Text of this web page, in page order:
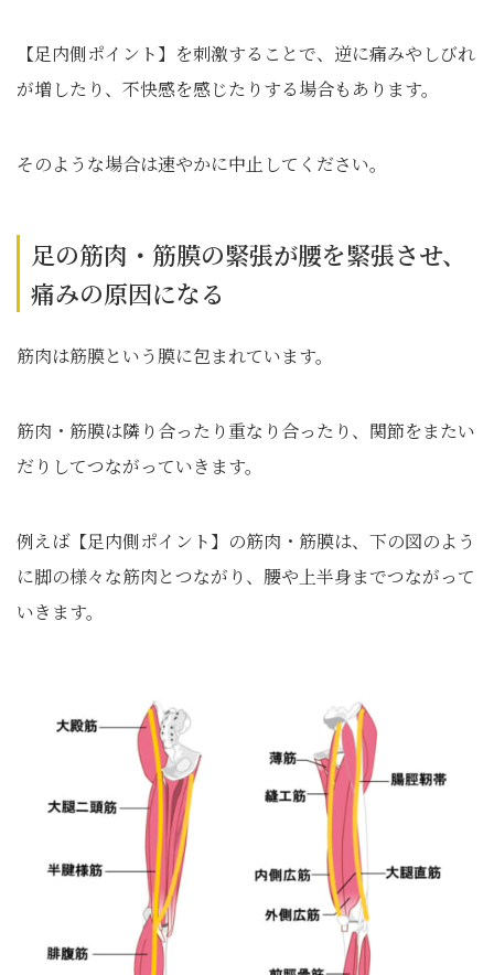
【足内側ポイント】を刺激することで、逆に痛みやしびれ
が増したり、不快感を感じたりする場合もあります。
そのような場合は速やかに中止してください。
足の筋肉・筋膜の緊張が腰を緊張させ、
痛みの原因になる
筋肉は筋膜という膜に包まれています。
筋肉・筋膜は隣り合ったり重なり合ったり、関節をまたい
だりしてつながっていきます。
例えば【足内側ポイント】の筋肉・筋膜は、下の図のよう
に脚の様々な筋肉とつながり、腰や上半身までつながって
いきます。